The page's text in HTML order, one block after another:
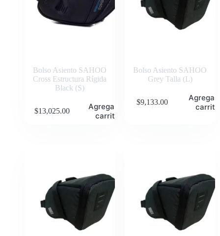
Bolso Asiento SAHOO
Cross Estructura Rígida
Black (S)
$13,025.00
Agregar al
carrito
Bolso Asiento SAHOO
Grey Talla (L)
$9,133.00
Agregar
carrito